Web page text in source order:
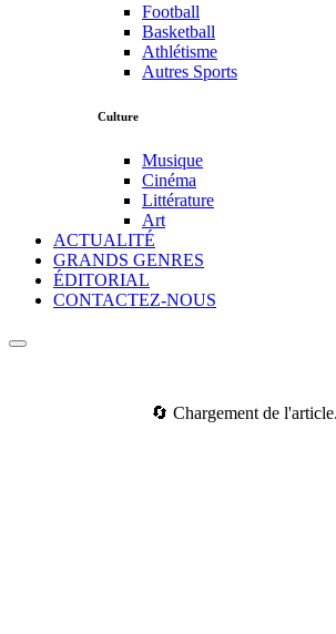
Football
Basketball
Athlétisme
Autres Sports
Culture
Musique
Cinéma
Littérature
Art
ACTUALITÉ
GRANDS GENRES
ÉDITORIAL
CONTACTEZ-NOUS
🔄 Chargement de